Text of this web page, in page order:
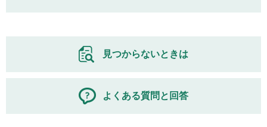
見つからないときは
よくある質問と回答